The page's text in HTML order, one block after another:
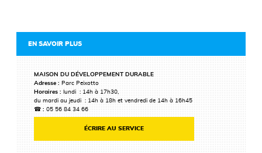
EN SAVOIR PLUS
MAISON DU DÉVELOPPEMENT DURABLE
Adresse :Parc Peixotto
Horaires : lundi : 14h à 17h30,
du mardi au jeudi : 14h à 18h et vendredi de 14h à 16h45
☎ :05 56 84 34 66
ÉCRIRE AU SERVICE